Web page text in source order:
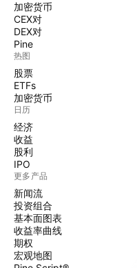
加密货币
CEX对
DEX对
Pine
热图
股票
ETFs
加密货币
日历
经济
收益
股利
IPO
更多产品
新闻流
投资组合
基本面图表
收益率曲线
期权
宏观地图